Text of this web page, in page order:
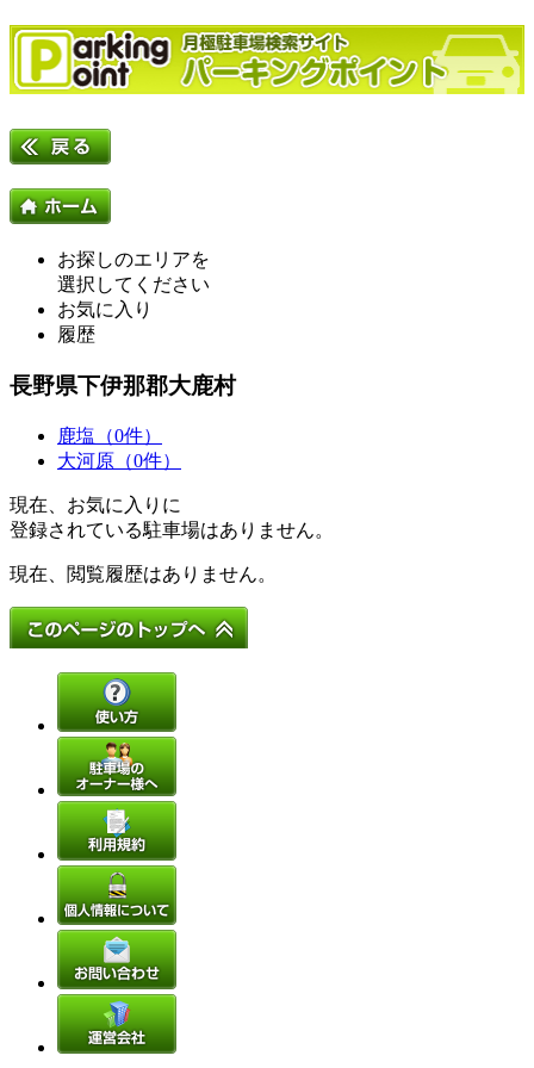
お探しのエリアを
選択してください
お気に入り
履歴
長野県下伊那郡大鹿村
鹿塩（0件）
大河原（0件）
現在、お気に入りに
登録されている駐車場はありません。
現在、閲覧履歴はありません。